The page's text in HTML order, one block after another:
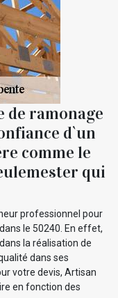
de ramonage
d`un
comme le
qui
professionnel pour
le 50240. En effet,
la réalisation de
dans ses
votre devis, Artisan
en fonction des